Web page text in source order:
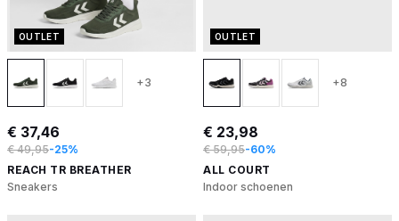
OUTLET
+3
€ 37,46
€ 49,95-25%
REACH TR BREATHER
Sneakers
OUTLET
+8
€ 23,98
€ 59,95-60%
ALL COURT
Indoor schoenen